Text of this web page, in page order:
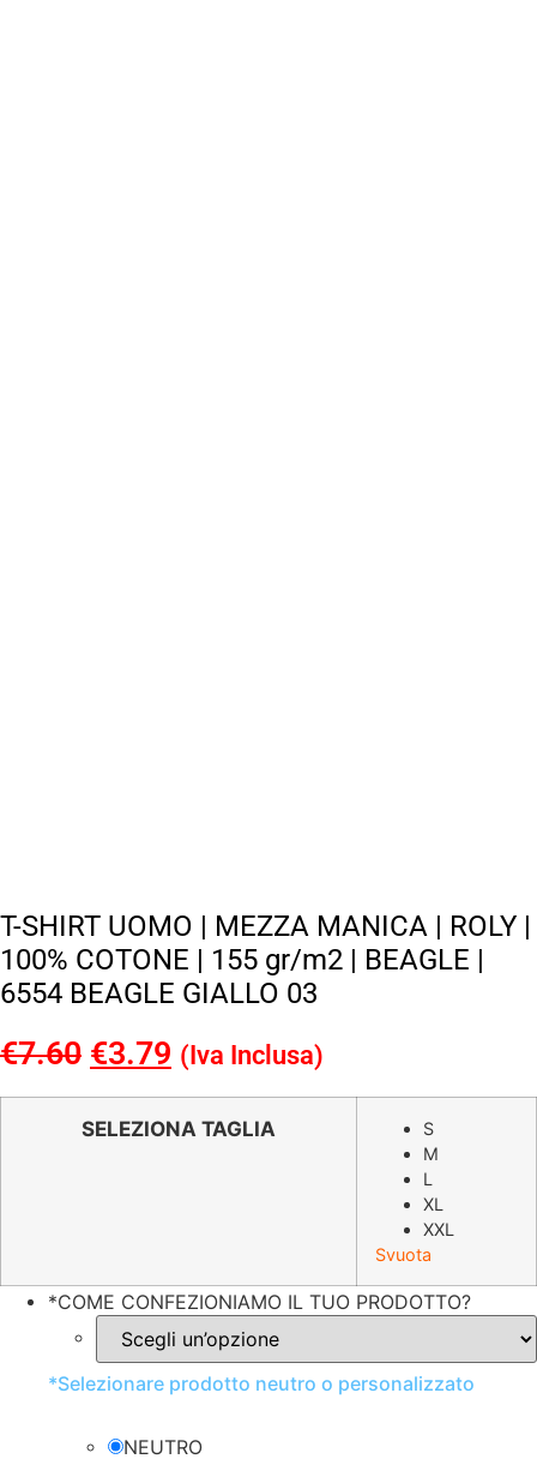
T-SHIRT UOMO | MEZZA MANICA | ROLY |
100% COTONE | 155 gr/m2 | BEAGLE |
6554 BEAGLE GIALLO 03
€7.60 Il
prezzo
originale
€3.79 Il
prezzo
attuale
(Iva Inclusa)
SELEZIONA TAGLIA
S
M
L
XL
XXL
Svuota
*COME CONFEZIONIAMO IL TUO PRODOTTO?
*Selezionare prodotto neutro o personalizzato
NEUTRO